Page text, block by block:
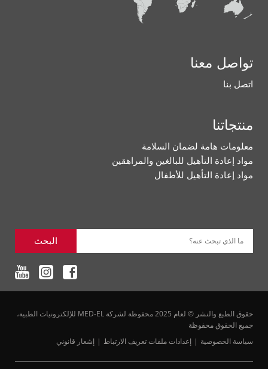
تواصل معنا
اتصل بنا
منتجاتنا
معلومات هامة لضمان السلامة
مواد إعادة التأهيل للبالغين والمراهقين
مواد إعادة التأهيل للأطفال
ما الذي تبحث عنه؟ البحث
حقوق الطبع والنشر © لعام 2025 محفوظة لشركة MED-EL للإلكترونيات الطبية،
جميع الحقوق محفوظة
سياسة الخصوصية
إعدادات ملفات تعريف الارتباط إشعار قانوني